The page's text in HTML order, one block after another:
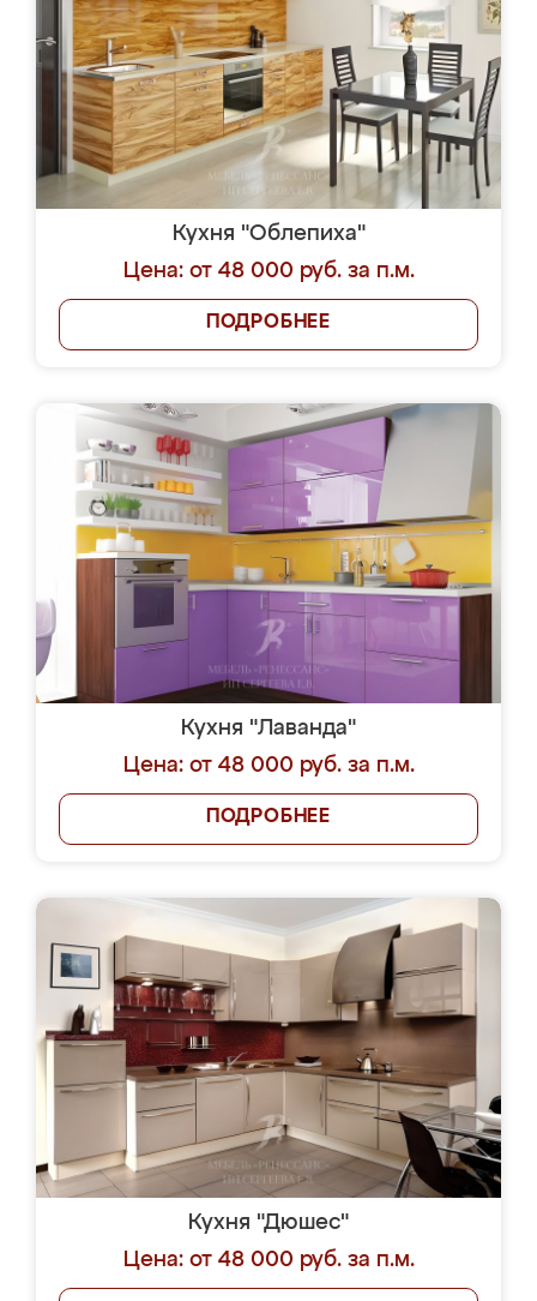
Кухня "Облепиха"
Цена: от 48 000 руб. за п.м.
ПОДРОБНЕЕ
Кухня "Лаванда"
Цена: от 48 000 руб. за п.м.
ПОДРОБНЕЕ
Кухня "Дюшес"
Цена: от 48 000 руб. за п.м.